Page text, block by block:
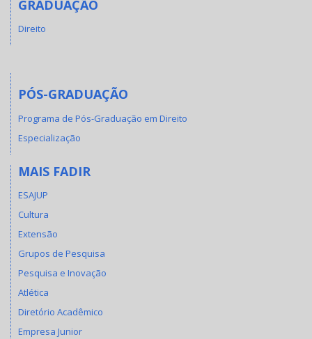
GRADUAÇÃO
Direito
PÓS-GRADUAÇÃO
Programa de Pós-Graduação em Direito
Especialização
MAIS FADIR
ESAJUP
Cultura
Extensão
Grupos de Pesquisa
Pesquisa e Inovação
Atlética
Diretório Acadêmico
Empresa Junior